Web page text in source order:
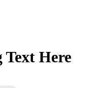
Text Here